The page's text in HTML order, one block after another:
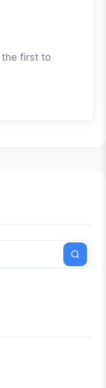
the first to